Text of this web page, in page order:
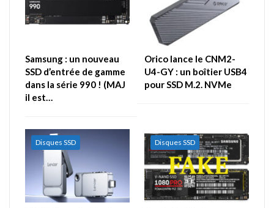
Samsung : un nouveau
SSD d’entrée de gamme
dans la série 990 ! (MAJ
il est…
Orico lance le CNM2-
U4-GY : un boîtier USB4
pour SSD M.2. NVMe
Disques SSD Disques SSD